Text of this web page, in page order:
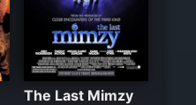
The Last Mimzy